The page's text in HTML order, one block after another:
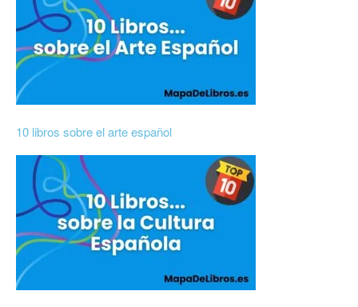
10 libros sobre el arte español